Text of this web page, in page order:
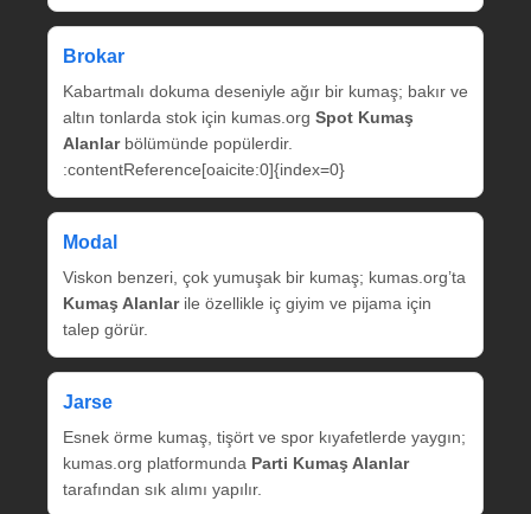
Brokar
Kabartmalı dokuma deseniyle ağır bir kumaş; bakır ve
altın tonlarda stok için kumas.org Spot Kumaş
Alanlarbölümünde popülerdir.
:contentReference[oaicite:0]{index=0}
Modal
Viskon benzeri, çok yumuşak bir kumaş; kumas.org’ta
Kumaş Alanlarile özellikle iç giyim ve pijama için
talep görür.
Jarse
Esnek örme kumaş, tişört ve spor kıyafetlerde yaygın;
kumas.org platformunda Parti Kumaş Alanlar
tarafından sık alımı yapılır.